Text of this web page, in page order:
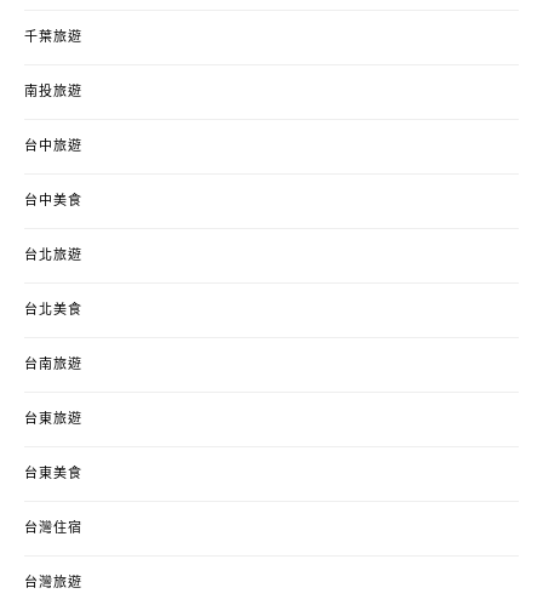
千葉旅遊
南投旅遊
台中旅遊
台中美食
台北旅遊
台北美食
台南旅遊
台東旅遊
台東美食
台灣住宿
台灣旅遊